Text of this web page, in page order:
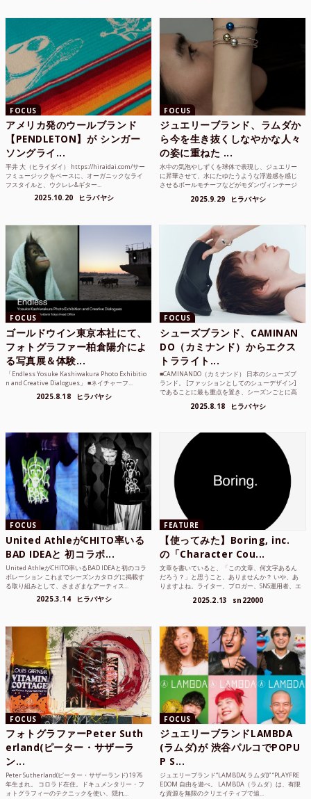
FOCUS
アメリカ発のウールブランド
【PENDLETON】が シンガー
ソングライ...
平井 大（ヒライダイ） https://hiraidai.com/サー
フミュージックをベースに、オーガニックなライ
フスタイルと、ウクレレ&ギター...
2025.10.20 ヒラバヤシ
FOCUS
ジュエリーブランド、ラムダか
ら今を生き抜くしなやかな人々
の姿に重ねた ...
水中の気泡やしずくを球体で表現し、ジュエリー
に昇華させて、水にたゆたうような浮遊感を感じ
させるボールモチーフなどがモダンヴィンテージ
2025.9.29 ヒラバヤシ
FOCUS
ゴールドウイン東京本社にて、
フォトグラファー柏倉陽介によ
る写真展＆体験...
「Endless Yosuke Kashiwakura Photo Exhibitio
n and Creative Dialogues」 ■ネイチャーフ...
2025.8.18 ヒラバヤシ
FOCUS
シューズブランド、CAMINAN
DO（カミナンド）からエクス
トラライト...
■CAMINANDO（カミナンド） 日本のシューズブ
ランド。 [ファッションとしてのシューデザイン]
であることに最も重点を置き、シーズンごとに高
2025.8.18 ヒラバヤシ
FOCUS
United AthleがCHITO率いる
BAD IDEAと 初コラボ...
United AthleがCHITO率いるBAD IDEAと初のコラ
ボレーション これまでシーズンカタログに掲載す
る取り組みとして、さまざまなアーティス...
2025.3.14 ヒラバヤシ
FEATURE
【使ってみた】Boring, inc.
の「Character Cou...
文章を書いていると、「この文章、何文字あるん
だろう？」と思うこと、ありませんか？ いや、あ
りますよね。ライター、ブロガー、SNS運用者、エ
2025.2.13 sn22000
FOCUS
フォトグラファーPeter Suth
erland(ピーター・サザーラ
ン...
Peter Sutherland(ピーター・サザーランド) 1976
年生まれ。 コロラド在住。ドキュメンタリー・フ
ォトグラフィーのテクニックを使い、隠れ...
FOCUS
ジュエリーブランドLAMBDA
(ラムダ)が 渋谷パルコでPOPU
P S...
ジュエリーブランド“LAMBDA( ラムダ))” “PLAYFRE
EDOM 自由を遊べ。 LAMBDA（ラムダ）は、有限
な資源を無限のクリエイティブで追...